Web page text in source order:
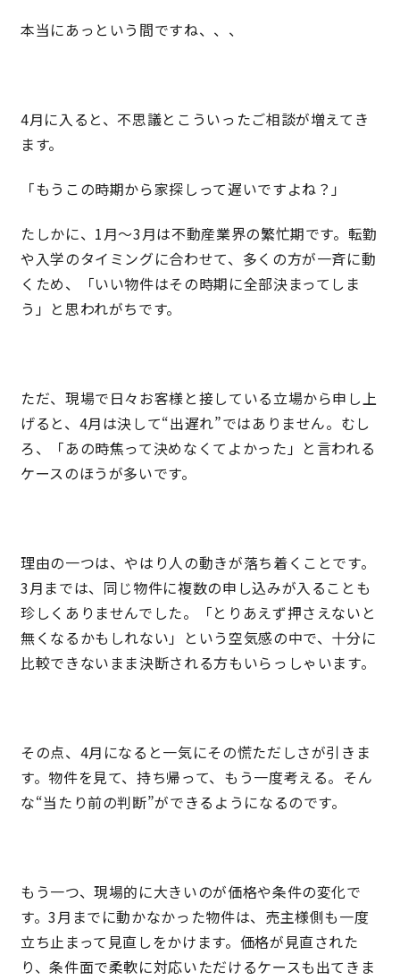
来店・見学予約
nattoku住宅 10のこだわり
身体に優しい自然素材の家
耐震等級3 & 許容応力度計算 全棟標準
頑丈で長持ちの外壁
2030年の省エネ基準住宅
100年点検住宅
生涯続く安心のアフターフォロー
最響の家
Groovin’
本当にあっという間ですね、、、
4月に入ると、不思議とこういったご相談が増えてき
ます。
「もうこの時期から家探しって遅いですよね？」
たしかに、1月〜3月は不動産業界の繁忙期です。転勤
や入学のタイミングに合わせて、多くの方が一斉に動
くため、「いい物件はその時期に全部決まってしま
う」と思われがちです。
ただ、現場で日々お客様と接している立場から申し上
げると、4月は決して“出遅れ”ではありません。むし
ろ、「あの時焦って決めなくてよかった」と言われる
ケースのほうが多いです。
理由の一つは、やはり人の動きが落ち着くことです。
3月までは、同じ物件に複数の申し込みが入ることも
珍しくありませんでした。「とりあえず押さえないと
無くなるかもしれない」という空気感の中で、十分に
比較できないまま決断される方もいらっしゃいます。
その点、4月になると一気にその慌ただしさが引きま
す。物件を見て、持ち帰って、もう一度考える。そん
な“当たり前の判断”ができるようになるのです。
もう一つ、現場的に大きいのが価格や条件の変化で
す。3月までに動かなかった物件は、売主様側も一度
立ち止まって見直しをかけます。価格が見直された
り、条件面で柔軟に対応いただけるケースも出てきま